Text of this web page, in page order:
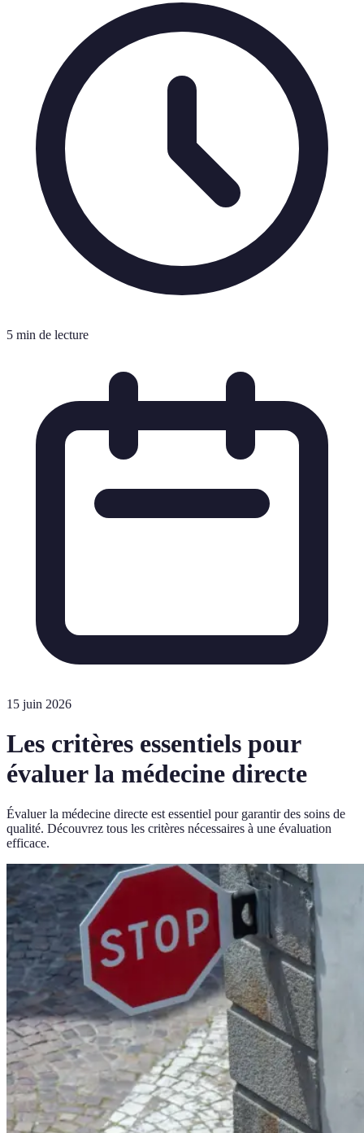
5 min de lecture
15 juin 2026
Les critères essentiels pour
évaluer la médecine directe
Évaluer la médecine directe est essentiel pour garantir des soins de
qualité. Découvrez tous les critères nécessaires à une évaluation
efficace.